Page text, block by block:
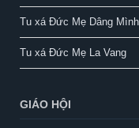
Tu xá Đức Mẹ Dâng Mình
Tu xá Đức Mẹ La Vang
GIÁO HỘI